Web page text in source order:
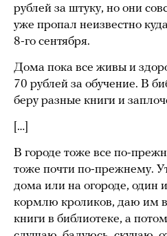
рублей за штуку, но они
уже пропал неизвестно
8-го сентября.
Дома пока все живы и
70 рублей за обучение. В
беру разные книги и
[…]
В городе тоже все по-
тоже почти по-прежнему.
дома или на огороде, один
кормлю кроликов, даю им
книги в библиотеке, а